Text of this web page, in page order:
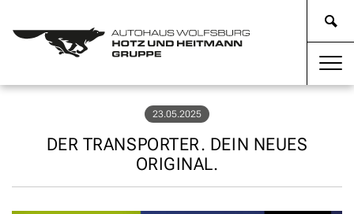
23.05.2025
DER TRANSPORTER. DEIN NEUES
ORIGINAL.